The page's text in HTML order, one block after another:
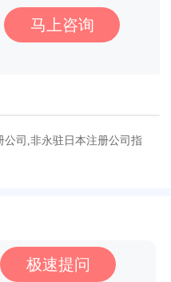
马上咨询
公司,非永驻日本注册公司指
极速提问